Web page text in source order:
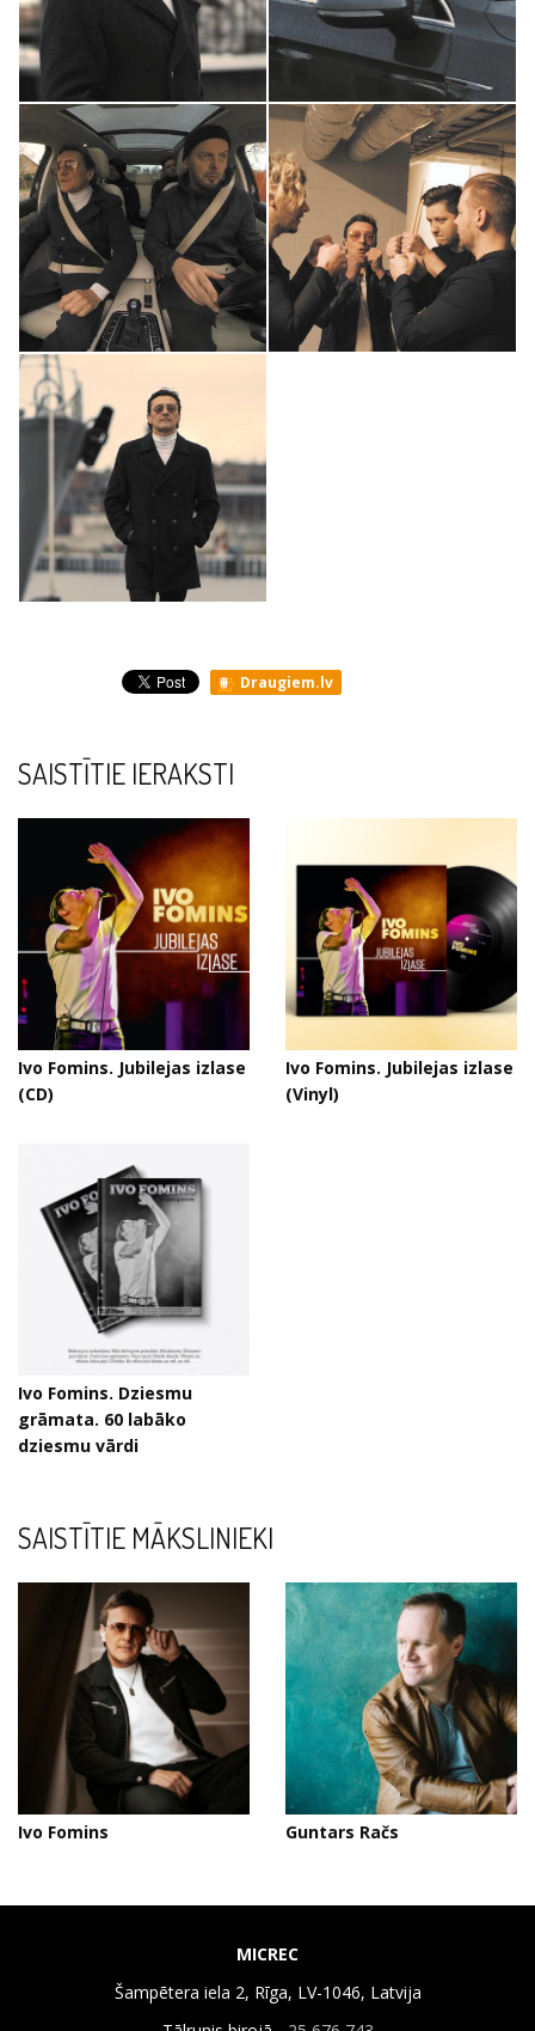
Draugiem.lv
SAISTĪTIE IERAKSTI
Ivo Fomins. Jubilejas izlase
(CD)
Ivo Fomins. Jubilejas izlase
(Vinyl)
Ivo Fomins. Dziesmu
grāmata. 60 labāko
dziesmu vārdi
SAISTĪTIE MĀKSLINIEKI
Ivo Fomins Guntars Račs
MICREC
Šampētera iela 2, Rīga, LV-1046, Latvija